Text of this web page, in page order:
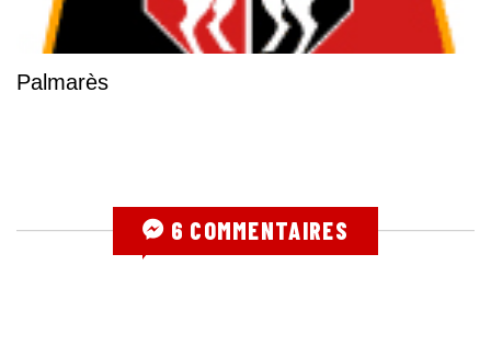
Palmarès
6 COMMENTAIRES